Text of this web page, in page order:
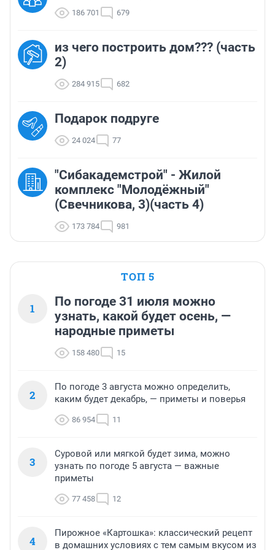
186 701 679
из чего построить дом??? (часть
2)
284 915 682
Подарок подруге
24 024 77
"Сибакадемстрой" - Жилой
комплекс "Молодёжный"
(Свечникова, 3)(часть 4)
173 784 981
ТОП 5
1
По погоде 31 июля можно
узнать, какой будет осень, —
народные приметы
158 480 15
2
По погоде 3 августа можно определить,
каким будет декабрь, — приметы и поверья
86 954 11
3
Суровой или мягкой будет зима, можно
узнать по погоде 5 августа — важные
приметы
77 458 12
4
Пирожное «Картошка»: классический рецепт
в домашних условиях с тем самым вкусом из